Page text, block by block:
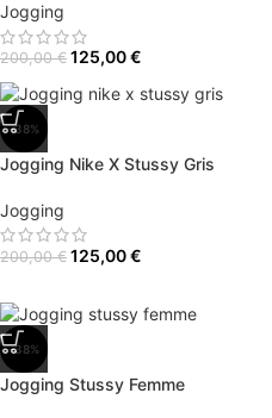
Jogging
200,00€ 125,00€
-38%
Jogging Nike X Stussy Gris
Jogging
200,00€ 125,00€
-38%
Jogging Stussy Femme